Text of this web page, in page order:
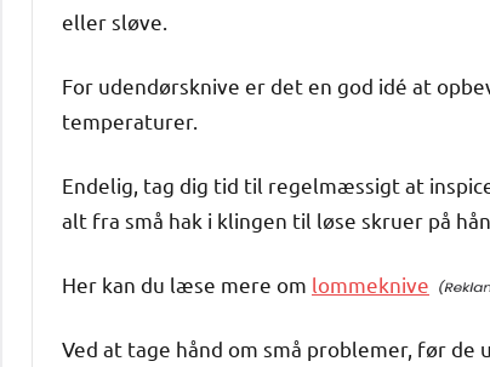
eller sløve.
For udendørsknive er det en god idé at
temperaturer.
Endelig, tag dig tid til regelmæssigt at
alt fra små hak i klingen til løse skruer på
Her kan du læse mere om lommeknive
Ved at tage hånd om små problemer, før